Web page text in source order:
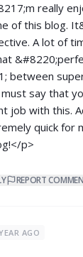
really
of this blog.
A lot of
between
must say that
job with this.
quick for
p>
REPORT
AGO